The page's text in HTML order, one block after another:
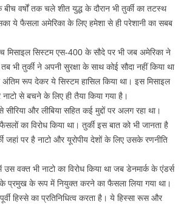
वर्षों तक चले शीत युद्ध के दौरान भी तुर्की का तटस्‍थ
ये फैसला अमेरिका के लिए हमेशा से ही परेशानी का सबब
मिसाइल सिस्‍टम एस-400 के सौदे पर भी जब अमेरिका ने
भी तुर्की ने अपनी सुरक्षा के साथ कोई सौदा नहीं किया था
रूप देकर ये सिस्‍टम हासिल किया था। इस मिसाइल
नाटो से बचने के लिए ही तैया किया गया है।
सीरिया और लीबिया सहित कई मुद्दों पर अलग रहा था।
का विरोध किया था। तुर्की इस बात को भी जानता है
जहां पर है नाटो और यूरोपीय देशों के लिए उसके रणनीति
उस वक्‍त भी नाटो का विरोध किया था जब डेनमार्क के एंडर्स
के प्रमुख के रूप में नियुक्त करने का फैसला लिया गया था।
पूर्वी हिस्से का प्रतिनिधित्व करता है। ये हिस्‍सा रूस और